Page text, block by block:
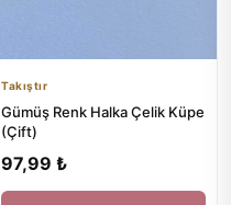
Takıştır
Gümüş Renk Halka Çelik Küpe
(Çift)
97,99 ₺